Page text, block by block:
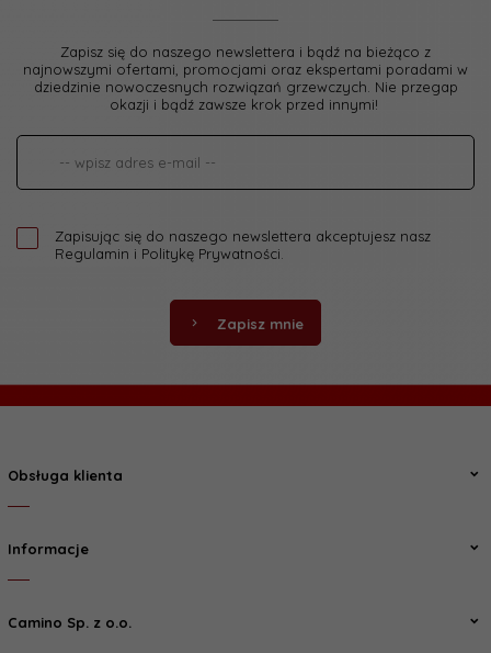
Zapisz się do naszego newslettera i bądź na bieżąco z
najnowszymi ofertami, promocjami oraz ekspertami poradami w
dziedzinie nowoczesnych rozwiązań grzewczych. Nie przegap
okazji i bądź zawsze krok przed innymi!
Zapisując się do naszego newslettera akceptujesz nasz
Regulamin i Politykę Prywatności
Zapisz mnie
Obsługa klienta
Informacje
Camino Sp. z o.o.